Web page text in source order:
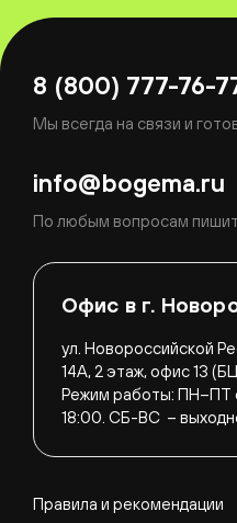
8 (800) 777-76-
Мы всегда на связи и
info@bogema.ru
По любым вопросам
Офис в г.
ул. Новороссийской
14А, 2 этаж, офис 13
Режим работы: ПН–ПТ
18:00. СБ-ВС –
Правила и рекомендации